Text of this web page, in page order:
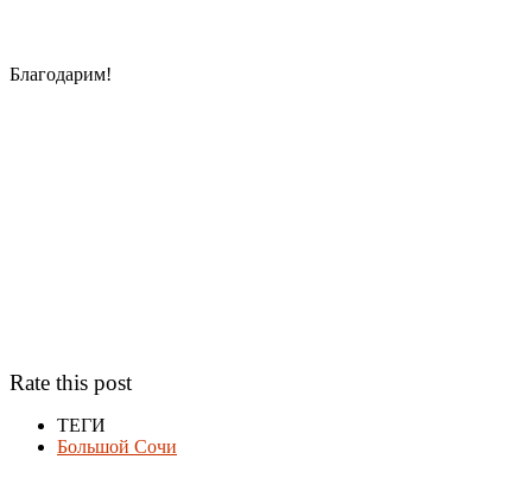
Благодарим!
Rate this post
ТЕГИ
Большой Сочи